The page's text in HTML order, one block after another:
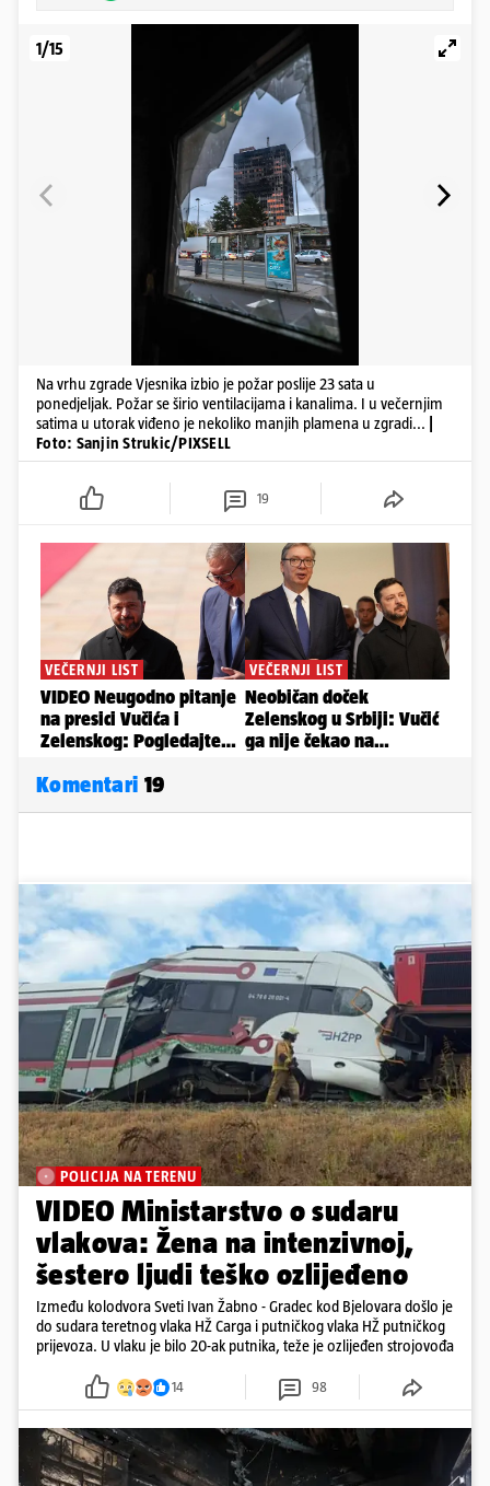
1/15
Na vrhu zgrade Vjesnika izbio je požar poslije 23 sata u
ponedjeljak. Požar se širio ventilacijama i kanalima. I u večernjim
satima u utorak viđeno je nekoliko manjih plamena u zgradi...
Foto: Sanjin Strukic/PIXSELL
19
Komentari 19
POLICIJA NA TERENU
VIDEO Ministarstvo o sudaru
vlakova: Žena na intenzivnoj,
šestero ljudi teško ozlijeđeno
Između kolodvora Sveti Ivan Žabno - Gradec kod Bjelovara došlo je
do sudara teretnog vlaka HŽ Carga i putničkog vlaka HŽ putničkog
prijevoza. U vlaku je bilo 20-ak putnika, teže je ozlijeđen strojovođa
14 98